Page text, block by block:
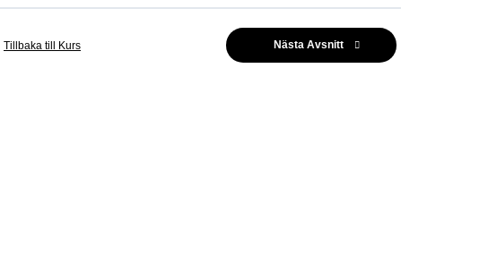
Tillbaka till Kurs Nästa Avsnitt